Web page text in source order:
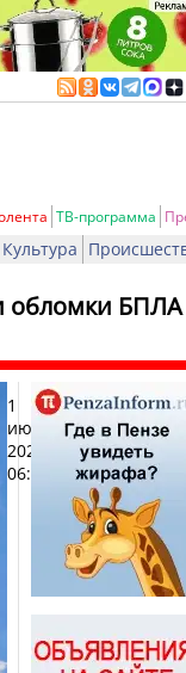
ТВ-программа
Культура
обломки
1
июля
2026,
06:13